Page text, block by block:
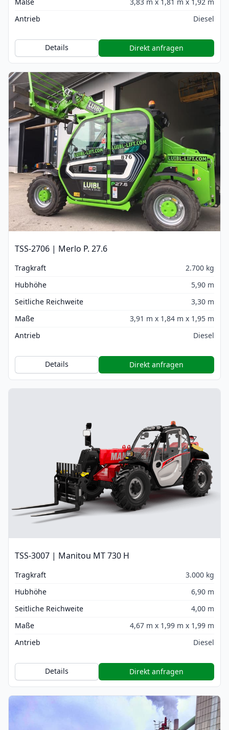
Antrieb
Diesel
Details Direkt anfragen
TSS-2706 | Merlo P. 27.6
Tragkraft
2.700 kg
Hubhöhe
5,90 m
Seitliche Reichweite
3,30 m
Maße
3,91 m x 1,84 m x 1,95 m
Antrieb
Diesel
Details Direkt anfragen
TSS-3007 | Manitou MT 730 H
Tragkraft
3.000 kg
Hubhöhe
6,90 m
Seitliche Reichweite
4,00 m
Maße
4,67 m x 1,99 m x 1,99 m
Antrieb
Diesel
Details Direkt anfragen